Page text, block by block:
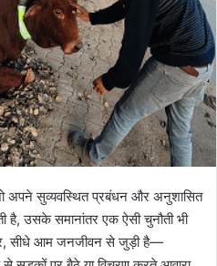
अपने सुव्यवस्थित प्रबंधन और अनुशासित
है, उसके समानांतर एक ऐसी चुनौती भी
सीधे आम जनजीवन से जुड़ी है—